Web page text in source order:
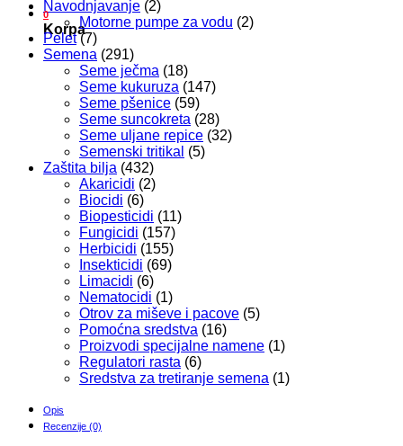
0
Korpa
Navodnjavanje (2)
Motorne pumpe za vodu (2)
Pelet (7)
Semena (291)
Seme ječma (18)
Seme kukuruza (147)
Seme pšenice (59)
Seme suncokreta (28)
Seme uljane repice (32)
Semenski tritikal (5)
Zaštita bilja (432)
Akaricidi (2)
Biocidi (6)
Biopesticidi (11)
Fungicidi (157)
Herbicidi (155)
Insekticidi (69)
Limacidi (6)
Nematocidi (1)
Otrov za miševe i pacove (5)
Pomoćna sredstva (16)
Proizvodi specijalne namene (1)
Regulatori rasta (6)
Sredstva za tretiranje semena (1)
Opis
Recenzije (0)